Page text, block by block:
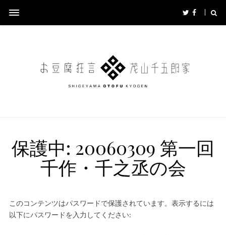
保護中: 20060309 第一回
千作・千之丞の会
このコンテンツはパスワードで保護されています。表示するには
以下にパスワードを入力してください: